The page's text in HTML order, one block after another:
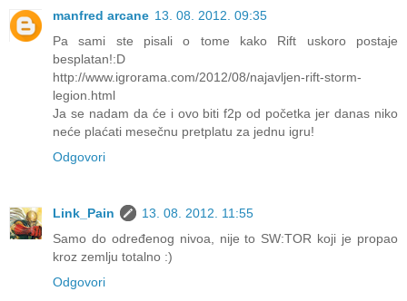
manfred arcane 13. 08. 2012. 09:35
Pa sami ste pisali o tome kako Rift uskoro postaje
besplatan!:D
http://www.igrorama.com/2012/08/najavljen-rift-storm-
legion.html
Ja se nadam da će i ovo biti f2p od početka jer danas niko
neće plaćati mesečnu pretplatu za jednu igru!
Odgovori
Link_Pain
13. 08. 2012. 11:55
Samo do određenog nivoa, nije to SW:TOR koji je propao
kroz zemlju totalno :)
Odgovori